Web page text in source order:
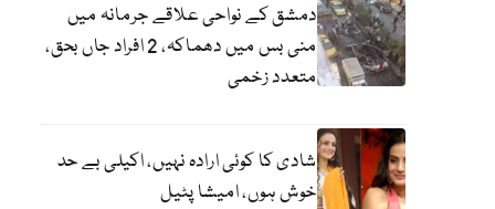
دمشق کے نواحی علاقے جرمانہ میں
منی بس میں دھماکہ، 2 افراد جاں بحق،
متعدد زخمی
شادی کا کوئی ارادہ نہیں، اکیلی بے حد
خوش ہوں، امیشا پٹیل